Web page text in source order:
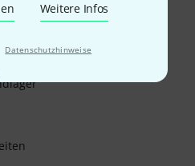
Weitere Infos
Datenschutzhinweise